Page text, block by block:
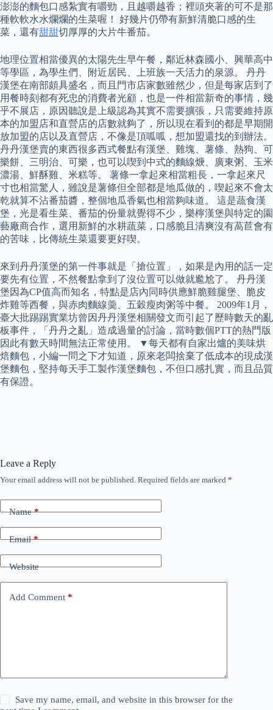
澎澎的麵包口感紮實有嚼勁，且越嚼越香；裡頭夾著的可不是那
種軟軟水水爛爛的生菜喔！ 好幾片仍帶有新鮮清脆口感的生
菜，還有甜甜切厚厚的大片牛番茄。
地理位置相當優異的太陽先生早午餐，鄰近林森國小、興華高中
等學區，為學生們、附近居民、上班族一天活力的泉源。 丹丹
漢堡在南部頗具盛名，而且門市店家數雖然少，但是每家店到了
用餐時刻都有死忠的消費者光顧，也是一件相當新奇的事情，幾
乎不展店，原因聽說是上級認為其實不需要擴張，只需要維持原
本的加盟店和直營店的店數就夠了，所以現在看到的都是早期開
放加盟的店以及直營店，不像是頂呱呱，想加盟還找的到辦法。
丹丹漢堡賣的東西很多西式餐點有漢堡、雞塊、薯條、熱狗、可
樂餅、三明治、可樂，也可以喫到中式的麵線焿、廣東粥、玉米
濃湯、鮮酥雞、米糕等。 薯條一拿起來相當粗長，一拿起來尺
寸也相當驚人，雖說是薯條但全部都是地瓜做的，喫起來不會太
乾就算不沾番茄醬，整個地瓜香氣也相當夠味道。 這是蔬食漢
堡，光是看生菜、番茄的份量就覺得不少，樂檸漢堡與特定的園
藝廠商合作，選用新鮮的水耕蔬菜，口感脆且清爽沒有萵苣會有
的苦味，比傳統生菜還要更好喫。
來到丹丹漢堡的第一件事就是「搶位置」，如果是內用的話一定
要先有位置，不然餐點拿到了沒位置可以做就尷尬了。 丹丹漢
堡因為CP值高而知名，特點是店內同時供應鮮脆雞腿堡、脆皮
炸雞等西餐，與赤肉麵線羮、五穀瘦肉粥等中餐。 2009年1月，
臺大批踢踢實業坊曾因丹丹漢堡相關發文而引起了歷時數天的亂
板事件，「丹丹之亂」造成過量的討論，當時數個PTT的熱門版
因此有數天時間無法正常使用。 ▼每天都有自家出爐的美味烘
焙麵包，小編一問之下才知道，原來老闆捨棄了低成本的現成漢
堡麵包，堅持每天手工製作漢堡麵包，不但口感扎實，而且品質
有保證。
Leave a Reply
Your email address will not be published. Required fields are marked *
Name*
Email*
Website
Add Comment *
Save my name, email, and website in this browser for the